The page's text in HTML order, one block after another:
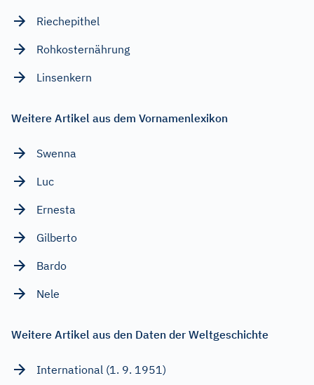
Riechepithel
Rohkosternährung
Linsenkern
Weitere Artikel aus dem Vornamenlexikon
Swenna
Luc
Ernesta
Gilberto
Bardo
Nele
Weitere Artikel aus den Daten der Weltgeschichte
International (1. 9. 1951)